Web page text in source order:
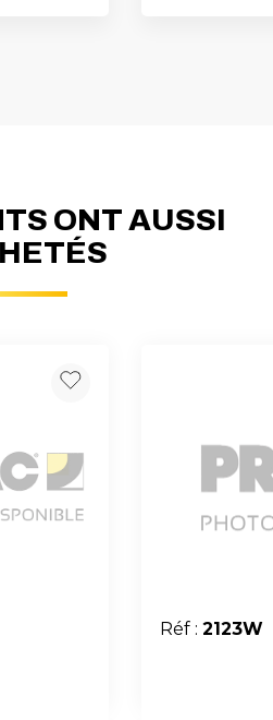
ONT AUSSI
Réf : 2123W